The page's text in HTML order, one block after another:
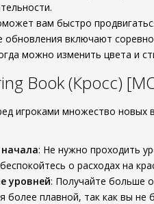
вам быстро
обновления включают
можно изменить цвета и
Book (Кросс)
игроками множество новых
: Не нужно проходить
о расходах на
уровней: Получайте больше
более плавной, так как вы не